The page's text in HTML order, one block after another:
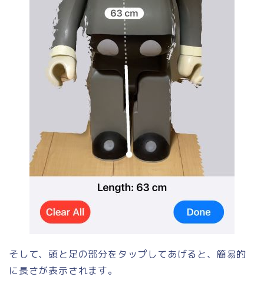
そして、頭と足の部分をタップしてあげると、簡易的
に長さが表示されます。